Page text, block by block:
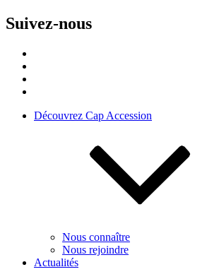
Suivez-nous
Découvrez Cap Accession
Nous connaître
Nous rejoindre
Actualités